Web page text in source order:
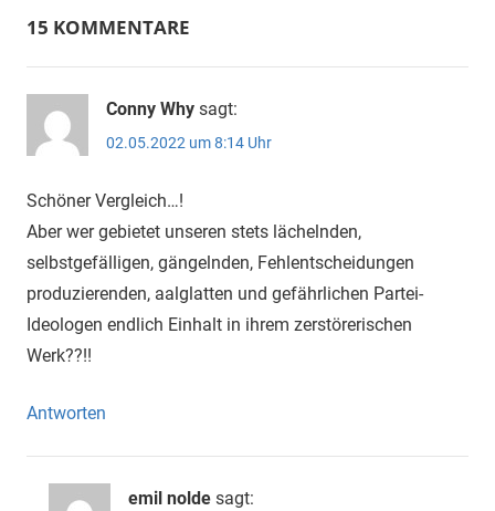
15 KOMMENTARE
Conny Why sagt:
02.05.2022 um 8:14 Uhr
Schöner Vergleich…!
Aber wer gebietet unseren stets lächelnden,
selbstgefälligen, gängelnden, Fehlentscheidungen
produzierenden, aalglatten und gefährlichen Partei-
Ideologen endlich Einhalt in ihrem zerstörerischen
Werk??!!
Antworten
emil nolde sagt: